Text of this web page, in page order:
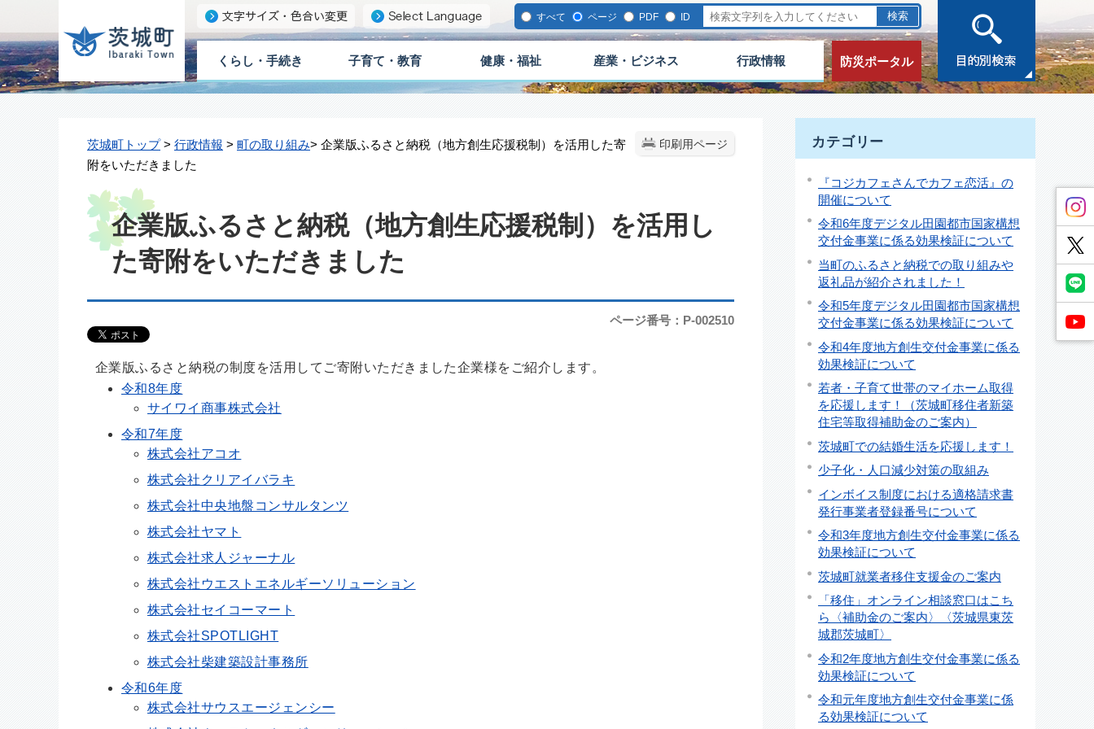
すべて ページ PDF ID
くらし・手続き 子育て・教育 健康・福祉 産業・ビジネス 行政情報 防災ポータル
印刷用ページ
茨城町トップ> 行政情報 > 町の取り組み> 企業版ふるさと納税（地方創生応援税制）を活用した寄
附をいただきました
企業版ふるさと納税（地方創生応援税制）を活用し
た寄附をいただきました
ページ番号：P-002510
企業版ふるさと納税の制度を活用してご寄附いただきました企業様をご紹介します。
令和8年度
サイワイ商事株式会社
令和7年度
株式会社アコオ
株式会社クリアイバラキ
株式会社中央地盤コンサルタンツ
株式会社ヤマト
株式会社求人ジャーナル
株式会社ウエストエネルギーソリューション
株式会社セイコーマート
株式会社SPOTLIGHT
株式会社柴建築設計事務所
令和6年度
株式会社サウスエージェンシー
カテゴリー
『コジカフェさんでカフェ恋活』の
開催について
令和6年度デジタル田園都市国家構想
交付金事業に係る効果検証について
当町のふるさと納税での取り組みや
返礼品が紹介されました！
令和5年度デジタル田園都市国家構想
交付金事業に係る効果検証について
令和4年度地方創生交付金事業に係る
効果検証について
若者・子育て世帯のマイホーム取得
を応援します！（茨城町移住者新築
住宅等取得補助金のご案内）
茨城町での結婚生活を応援します！
少子化・人口減少対策の取組み
インボイス制度における適格請求書
発行事業者登録番号について
令和3年度地方創生交付金事業に係る
効果検証について
茨城町就業者移住支援金のご案内
「移住」オンライン相談窓口はこち
ら〈補助金のご案内〉〈茨城県東茨
城郡茨城町〉
令和2年度地方創生交付金事業に係る
効果検証について
令和元年度地方創生交付金事業に係
る効果検証について